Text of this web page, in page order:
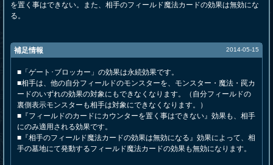
を置く事はできない。また、相手のフィールド魔法カードの効果は無効にな
る。
補足情報 2014-05-15
■「ゲート･ブロッカー」の効果は永続効果です。
■相手は、他の自分フィールドのモンスターを、モンスター・魔法・罠カ
ードのいずれの効果の対象にもできなくなります。（自分フィールドの
裏側表示モンスターも相手は対象にできなくなります。）
■『フィールドのカードにカウンターを置く事はできない』効果も、相手
にのみ適用される効果です。
■『相手のフィールド魔法カードの効果は無効になる』効果によって、相
手の墓地にて発動するフィールド魔法カードの効果も無効になります。